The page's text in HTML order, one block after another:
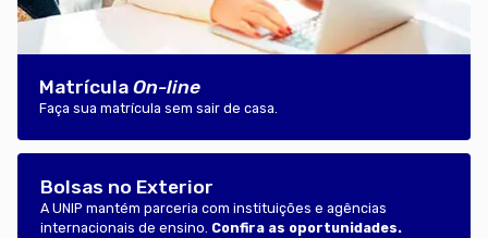
Matrícula On-line
Faça sua matrícula sem sair de casa.
Bolsas no Exterior
A UNIP mantém parceria com instituições e agências
internacionais de ensino. Confira as oportunidades.